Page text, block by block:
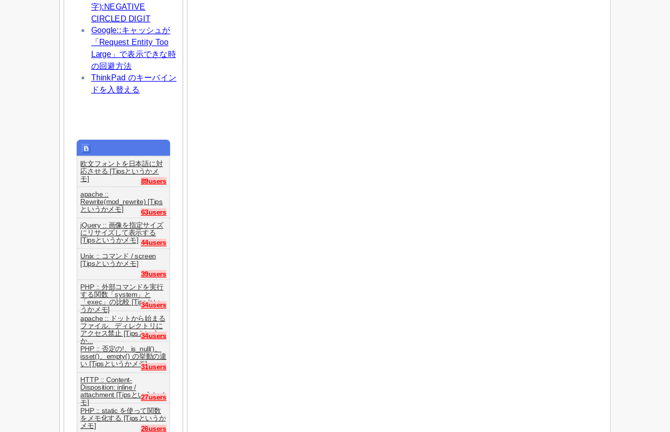
字):NEGATIVE
CIRCLED DIGIT
Google::キャッシュが
「Request Entity Too
Large」で表示できな時
の回避方法
ThinkPad のキーバイン
ドを入替える
欧文フォントを日本語に対
応させる [Tipsというかメ
モ]
89users
apache ::
Rewrite(mod_rewrite) [Tips
というかメモ]
63users
jQuery :: 画像を指定サイズ
にリサイズして表示する
[Tipsというかメモ] 44users
Unix :: コマンド / screen
[Tipsというかメモ]
39users
PHP :: 外部コマンドを実行
する関数「system」と
「exec」の比較 [Tipsとい
うかメモ]
34users
apache :: ドットから始まる
ファイル、ディレクトリに
アクセス禁止 [Tipsという
か...
34users
PHP :: 否定の!、is_null()、
isset()、empty() の挙動の違
い [Tipsというかメモ]31users
HTTP :: Content-
Disposition: inline /
attachment [Tipsというかメ
モ]
27users
PHP :: static を使って関数
をメモ化する [Tipsというか
メモ]
26users